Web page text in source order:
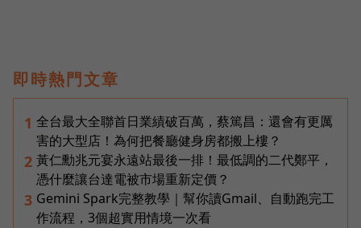
即時熱門文章
1 全台最大全聯首日業績破百萬，蔡篤昌：還會有更厲
害的大型店！為何把餐廳健身房都搬上樓？
2 黃仁勳兆元宴永遠站最後一排！最低調的二代鄭平，
憑什麼讓台達電被市場重新定價？
3 Gemini Spark完整教學｜幫你讀Gmail、自動跑完工
作流程，3個超實用情境一次看